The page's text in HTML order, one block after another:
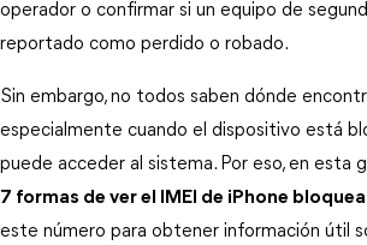
operador o confirmar si un equipo de
reportado como perdido o robado.
Sin embargo, no todos saben dónde
especialmente cuando el dispositivo está
puede acceder al sistema. Por eso, en esta
7 formas de ver el IMEI de iPhone
este número para obtener información útil